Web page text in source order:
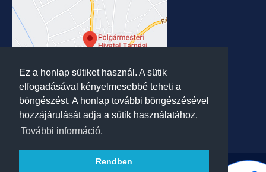
Ez a honlap sütiket használ. A sütik
elfogadásával kényelmesebbé teheti a
böngészést. A honlap további böngészésével
hozzájárulását adja a sütik használatához.
További információ.
Rendben